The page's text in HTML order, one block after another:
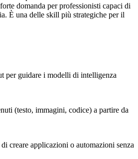
domanda per professionisti capaci di
È una delle skill più strategiche per il
per guidare i modelli di intelligenza
(testo, immagini, codice) a partire da
creare applicazioni o automazioni senza